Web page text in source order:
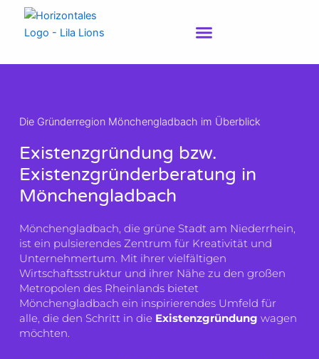
springen
Die Gründerregion Mönchengladbach im Überblick
Existenzgründung bzw.
Existenzgründerberatung in
Mönchengladbach
Mönchengladbach, die grüne Stadt am Niederrhein,
ist ein pulsierendes Zentrum für Kreativität und
Unternehmertum. Mit ihrer vielfältigen
Wirtschaftsstruktur und ihrer Nähe zu den großen
Metropolen des Rheinlands bietet
Mönchengladbach ein inspirierendes Umfeld für
alle, die den Schritt in die Existenzgründung wagen
möchten.